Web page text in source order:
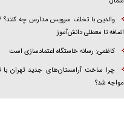
والدین با تخلف سرویس مدارس چه کنند؟
اضافه تا معطلی دانش‌آموز
کاظمی: رسانه خاستگاه اعتمادسازی است
چرا ساخت آرامستان‌های جدید تهران با
مواجه شد؟